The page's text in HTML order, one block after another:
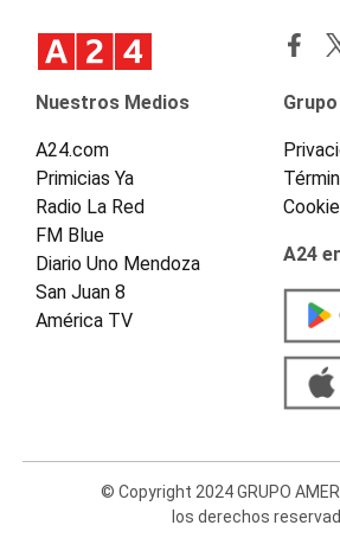
Nuestros Medios
A24.com
Primicias Ya
Radio La Red
FM Blue
Diario Uno Mendoza
San Juan 8
América TV
A24
© Copyright 2024 GRUPO
los derechos